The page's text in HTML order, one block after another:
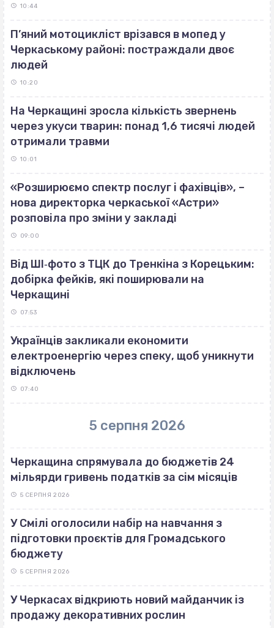
10:44
П’яний мотоцикліст врізався в мопед у
Черкаському районі: постраждали двоє
людей
10:20
На Черкащині зросла кількість звернень
через укуси тварин: понад 1,6 тисячі людей
отримали травми
10:01
«Розширюємо спектр послуг і фахівців», –
нова директорка черкаської «Астри»
розповіла про зміни у закладі
09:00
Від ШІ‐фото з ТЦК до Тренкіна з Корецьким:
добірка фейків, які поширювали на
Черкащині
07:53
Українців закликали економити
електроенергію через спеку, щоб уникнути
відключень
07:40
5 серпня 2026
Черкащина спрямувала до бюджетів 24
мільярди гривень податків за сім місяців
5 СЕРПНЯ 2026
У Смілі оголосили набір на навчання з
підготовки проєктів для Громадського
бюджету
5 СЕРПНЯ 2026
У Черкасах відкриють новий майданчик із
продажу декоративних рослин